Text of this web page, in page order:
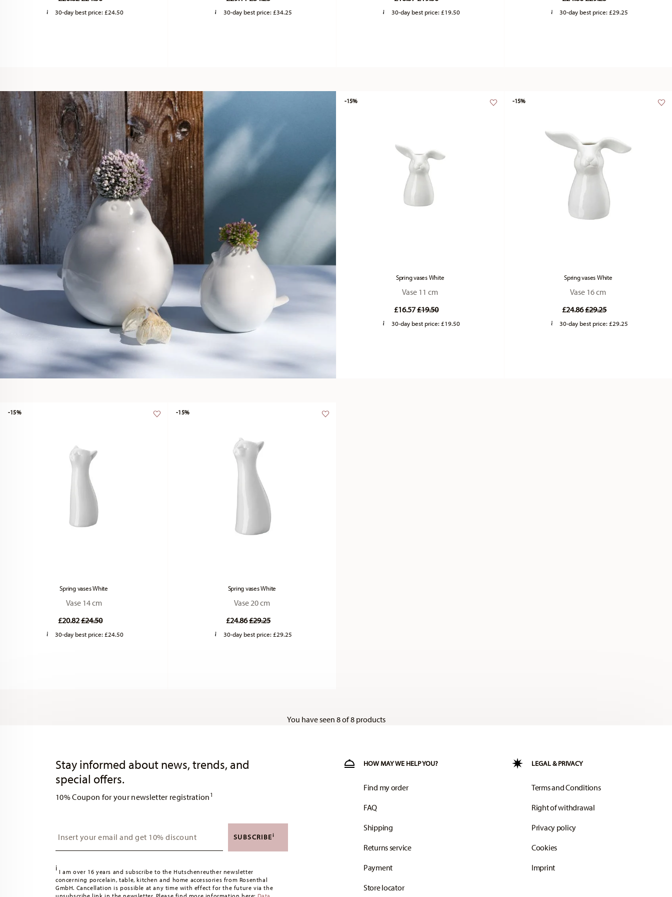
30-day best price:£24.50 30-day best price: £34.25 30-day best price: £19.50 30-day best price:£29.25
Spring vases White
Vase 11 cm
£16.57Price reduced from
£19.50to
30-day best price: £19.50
-15%
Spring vases White
Vase 16 cm
£24.86Price reduced from
£29.25to
30-day best price:£29.25
-15%
Spring vases White
Vase 14 cm
£20.82Price reduced from
£24.50to
30-day best price:£24.50
-15%
Spring vases White
Vase 20 cm
£24.86Price reduced from
£29.25to
30-day best price: £29.25
-15%
You have seen 8 of 8 products
Stay informed about news, trends, and
special offers.
10% Coupon for your newsletter registration 1
SUBSCRIBEi
i I am over 16 years and subscribe to the Hutschenreuther newsletter
concerning porcelain, table, kitchen and home accessories from Rosenthal
GmbH. Cancellation is possible at any time with effect for the future via the
HOW MAY WE HELP YOU?
Find my order
FAQ
Shipping
Returns service
Payment
Store locator
LEGAL & PRIVACY
Terms and Conditions
Right of withdrawal
Privacy policy
Cookies
Imprint